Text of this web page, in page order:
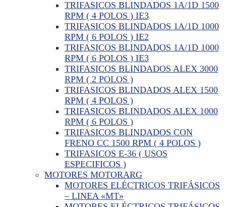
TRIFASICOS BLINDADOS 1A/1D 1500
RPM ( 4 POLOS ) IE3
TRIFASICOS BLINDADOS 1A/1D 1000
RPM ( 6 POLOS ) IE2
TRIFASICOS BLINDADOS 1A/1D 1000
RPM ( 6 POLOS ) IE3
TRIFASICOS BLINDADOS ALEX 3000
RPM ( 2 POLOS )
TRIFASICOS BLINDADOS ALEX 1500
RPM ( 4 POLOS )
TRIFASICOS BLINDADOS ALEX 1000
RPM ( 6 POLOS )
TRIFASICOS BLINDADOS CON
FRENO CC 1500 RPM ( 4 POLOS )
TRIFASICOS E-36 ( USOS
ESPECIFICOS )
MOTORES MOTORARG
MOTORES ELÉCTRICOS TRIFÁSICOS
– LINEA «MT»